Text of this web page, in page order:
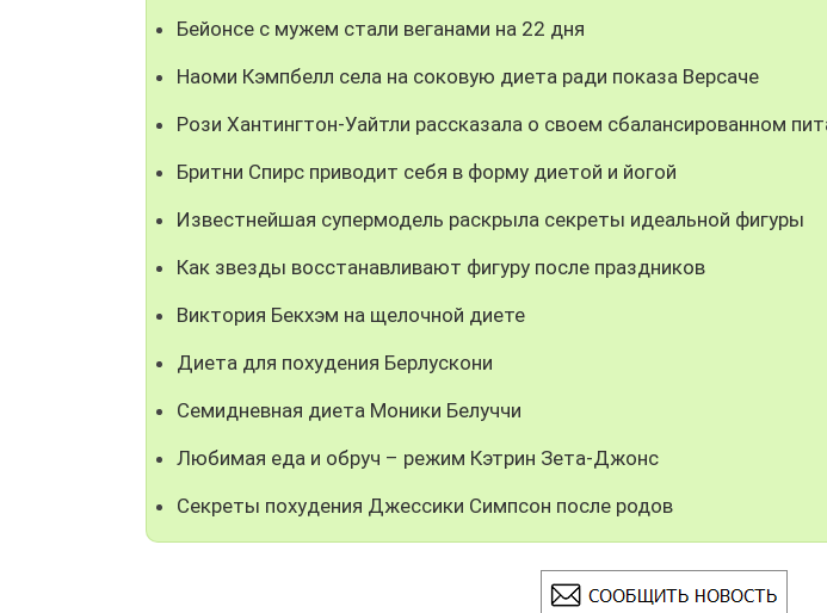
Бейонсе с мужем стали веганами на 22 дня
Наоми Кэмпбелл села на соковую диета ради показа Версаче
Рози Хантингтон-Уайтли рассказала о своем сбалансированном
Бритни Спирс приводит себя в форму диетой и йогой
Известнейшая супермодель раскрыла секреты идеальной фигуры
Как звезды восстанавливают фигуру после праздников
Виктория Бекхэм на щелочной диете
Диета для похудения Берлускони
Семидневная диета Моники Белуччи
Любимая еда и обруч – режим Кэтрин Зета-Джонс
Секреты похудения Джессики Симпсон после родов